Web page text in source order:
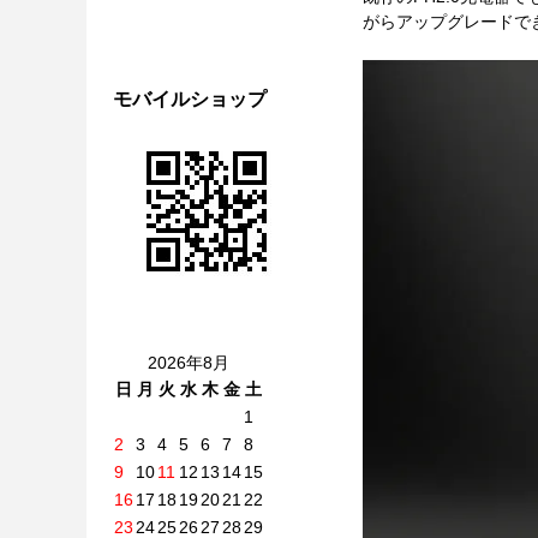
がらアップグレードで
モバイルショップ
2026年8月
日
月 火 水 木 金 土
1
2
3 4 5 6 7
8
9
1011 12 13 1415
1617 18192021 22
23 24252627 2829